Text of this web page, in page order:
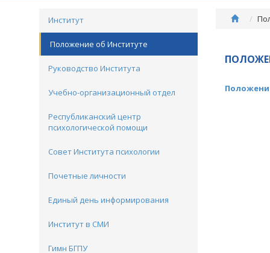
Институт
Положение об Институте
Руководство Института
Учебно-организационный отдел
Республиканский центр
психологической помощи
Совет Института психологии
Почетные личности
Единый день информирования
Институт в СМИ
Гимн БГПУ